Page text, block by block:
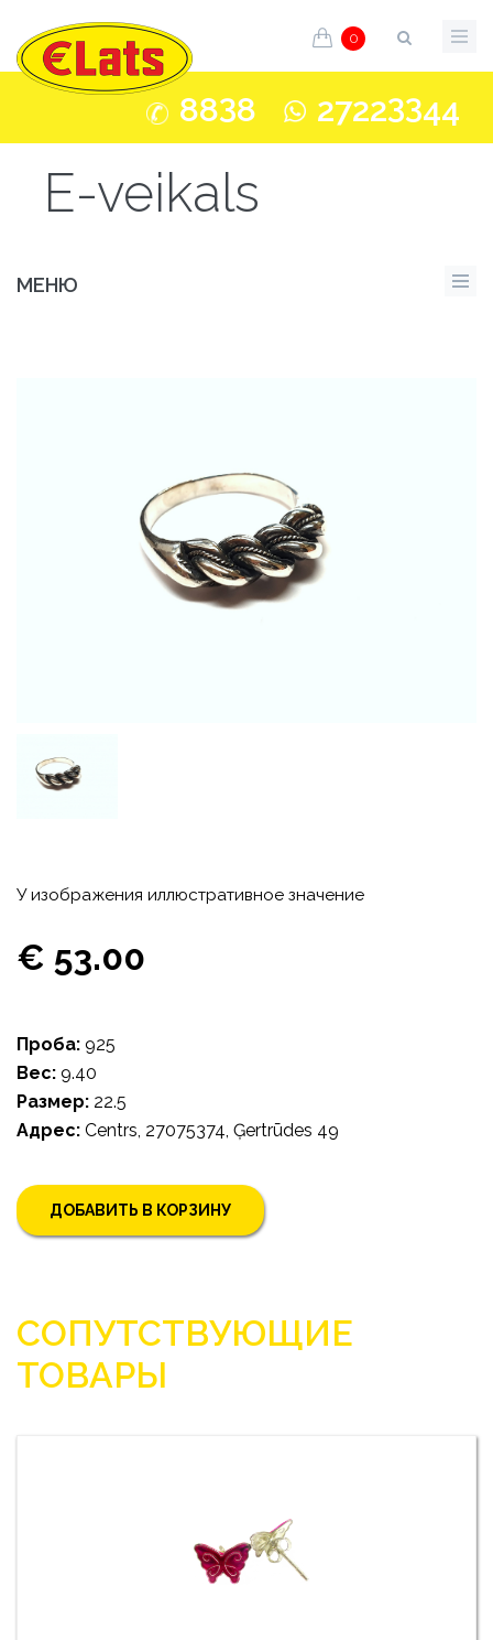
0
8838 27223344
E-veikals
МЕНЮ
У изображения иллюстративное значение
€ 53.00
Проба: 925
Bес: 9.40
Pазмер: 22.5
Адрес: Centrs, 27075374, Ģertrūdes 49
ДОБАВИТЬ В КОРЗИНУ
СОПУТСТВУЮЩИЕ
ТОВАРЫ